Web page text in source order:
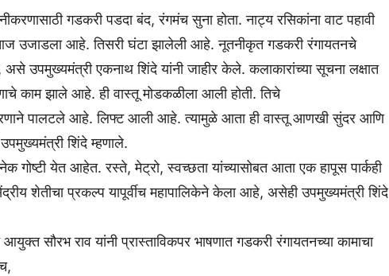
गडकरी पडदा बंद, रंगमंच सुना होता. नाट्य रसिकांना वाट पहावी
उजाडला आहे. तिसरी घंटा झालेली आहे. नूतनीकृत गडकरी रंगायतनचे
उपमुख्यमंत्री एकनाथ शिंदे यांनी जाहीर केले. कलाकारांच्या सूचना लक्षात
काम झाले आहे. ही वास्तू मोडकळीला आली होती. तिचे
पालटले आहे. लिफ्ट आली आहे. त्यामुळे आता ही वास्तू आणखी सुंदर आणि
शिंदे म्हणाले.
गोष्टी येत आहेत. रस्ते, मेट्रो, स्वच्छता यांच्यासोबत आता एक हापूस पार्कही
शेतीचा प्रकल्प यापूर्वीच महापालिकेने केला आहे, असेही उपमुख्यमंत्री शिंदे
आयुक्त सौरभ राव यांनी प्रास्ताविकपर भाषणात गडकरी रंगायतनच्या कामाचा